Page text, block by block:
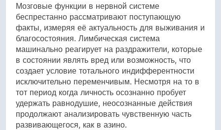
Мозговые функции в нервной системе
беспрестанно рассматривают поступающую
факты, измеряя её актуальность для выживания и
благосостояния. Лимбическая система
машинально реагирует на раздражители, которые
в состоянии являть вред или возможность, что
создает условие тотального индифферентности
исключительно переменчивым. Несмотря на то в
тот период когда личность осознанно пробует
удержать равнодушие, неосознанные действия
продолжают анализировать чувственную часть
развивающегося, как в азино.